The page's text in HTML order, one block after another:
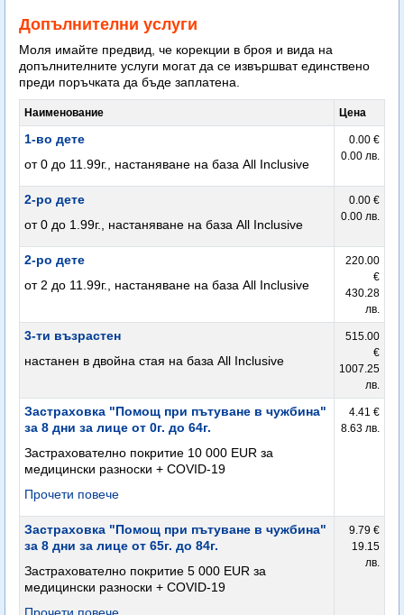
Допълнителни услуги
Моля имайте предвид, че корекции в броя и вида на
допълнителните услуги могат да се извършват единствено
преди поръчката да бъде заплатена.
Наименование Цена
1-во дете
от 0 до 11.99г., настаняване на база All Inclusive
0.00 €
0.00 лв.
2-ро дете
от 0 до 1.99г., настаняване на база All Inclusive
0.00 €
0.00 лв.
2-ро дете
от 2 до 11.99г., настаняване на база All Inclusive
220.00
€
430.28
лв.
3-ти възрастен
настанен в двойна стая на база All Inclusive
515.00
€
1007.25
лв.
Застраховка "Помощ при пътуване в чужбина"
за 8 дни за лице от 0г. до 64г.
Застрахователно покритие 10 000 EUR за
медицински разноски + COVID-19
Прочети повече
4.41 €
8.63 лв.
Застраховка "Помощ при пътуване в чужбина"
за 8 дни за лице от 65г. до 84г.
Застрахователно покритие 5 000 EUR за
медицински разноски + COVID-19
9.79 €
19.15
лв.